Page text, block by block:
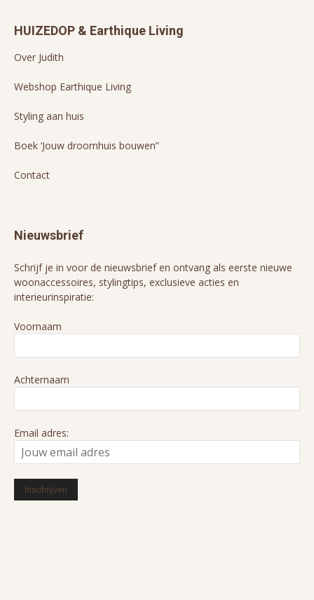
HUIZEDOP & Earthique Living
Over Judith
Webshop Earthique Living
Styling aan huis
Boek ‘Jouw droomhuis bouwen”
Contact
Nieuwsbrief
Schrijf je in voor de nieuwsbrief en ontvang als eerste nieuwe
woonaccessoires, stylingtips, exclusieve acties en
interieurinspiratie:
Voornaam
Achternaam
Email adres: